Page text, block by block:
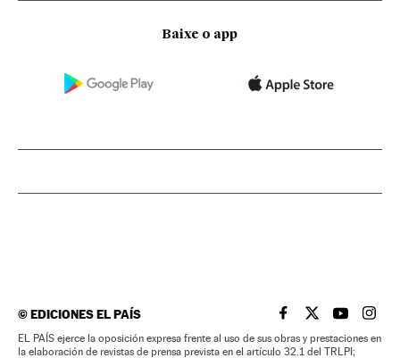
Baixe o app
©EDICIONES EL PAÍS EL PAÍS BRASIL EN
EL PAÍSEL PAÍS
EL
EL PAÍS ejerce la oposición expresa frente al uso de sus obras y prestaciones en
la elaboración de revistas de prensa prevista en el artículo 32.1 del TRLPI;